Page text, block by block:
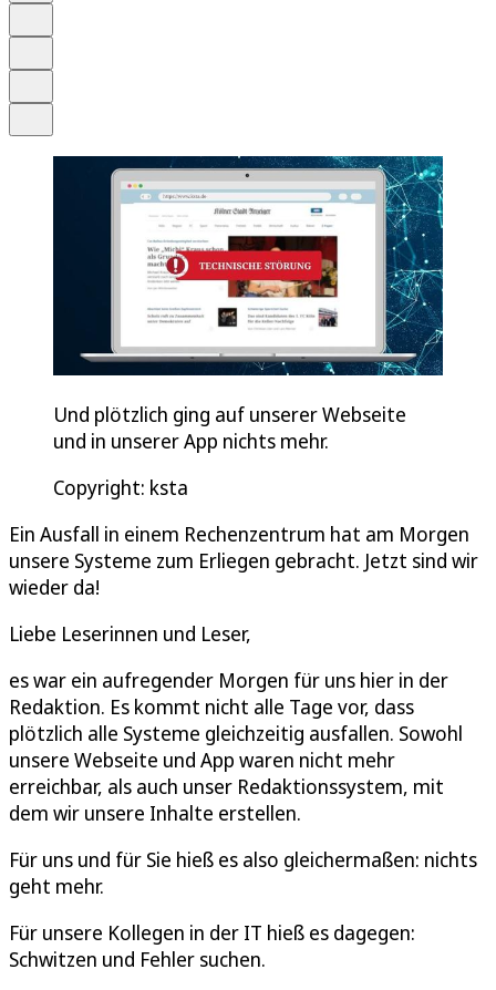
Und plötzlich ging auf unserer Webseite
und in unserer App nichts mehr.
Copyright: ksta
Ein Ausfall in einem Rechenzentrum hat am Morgen
unsere Systeme zum Erliegen gebracht. Jetzt sind wir
wieder da!
Liebe Leserinnen und Leser,
es war ein aufregender Morgen für uns hier in der
Redaktion. Es kommt nicht alle Tage vor, dass
plötzlich alle Systeme gleichzeitig ausfallen. Sowohl
unsere Webseite und App waren nicht mehr
erreichbar, als auch unser Redaktionssystem, mit
dem wir unsere Inhalte erstellen.
Für uns und für Sie hieß es also gleichermaßen: nichts
geht mehr.
Für unsere Kollegen in der IT hieß es dagegen:
Schwitzen und Fehler suchen.